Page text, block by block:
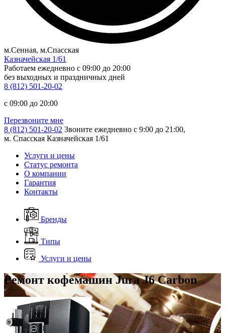
м.Сенная, м.Спасская
Казначейская 1/61
Работаем ежедневно c 09:00 до 20:00
без выходных и праздничных дней
8 (812) 501-20-02
c 09:00 до 20:00
Перезвоните мне
8 (812) 501-20-02 Звоните ежедневно с 9:00 до 21:00,
м. Спасская Казначейская 1/61
Услуги и цены
Статус ремонта
О компании
Гарантия
Контакты
Бренды
Типы
Услуги и цены
Ремонт кофемашин Jura J6 Carbon